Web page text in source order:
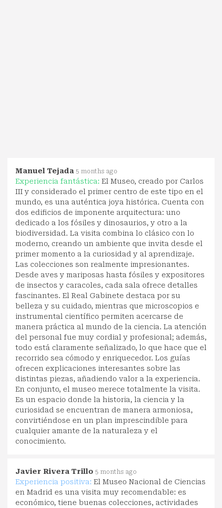
Manuel Tejada 5 months ago
Experiencia fantástica: El Museo, creado por Carlos
III y considerado el primer centro de este tipo en el
mundo, es una auténtica joya histórica. Cuenta con
dos edificios de imponente arquitectura: uno
dedicado a los fósiles y dinosaurios, y otro a la
biodiversidad. La visita combina lo clásico con lo
moderno, creando un ambiente que invita desde el
primer momento a la curiosidad y al aprendizaje.
Las colecciones son realmente impresionantes.
Desde aves y mariposas hasta fósiles y expositores
de insectos y caracoles, cada sala ofrece detalles
fascinantes. El Real Gabinete destaca por su
belleza y su cuidado, mientras que microscopios e
instrumental científico permiten acercarse de
manera práctica al mundo de la ciencia. La atención
del personal fue muy cordial y profesional; además,
todo está claramente señalizado, lo que hace que el
recorrido sea cómodo y enriquecedor. Los guías
ofrecen explicaciones interesantes sobre las
distintas piezas, añadiendo valor a la experiencia.
En conjunto, el museo merece totalmente la visita.
Es un espacio donde la historia, la ciencia y la
curiosidad se encuentran de manera armoniosa,
convirtiéndose en un plan imprescindible para
cualquier amante de la naturaleza y el
conocimiento.
Javier Rivera Trillo 5 months ago
Experiencia positiva: El Museo Nacional de Ciencias
en Madrid es una visita muy recomendable: es
económico, tiene buenas colecciones, actividades